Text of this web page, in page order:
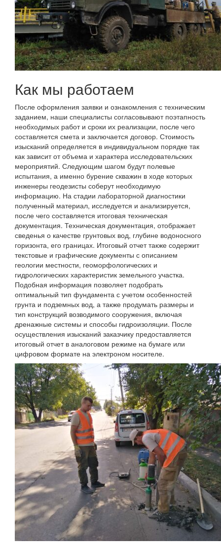
Как мы работаем
После оформления заявки и ознакомления с техническим
заданием, наши специалисты согласовывают поэтапность
необходимых работ и сроки их реализации, после чего
составляется смета и заключается договор. Стоимость
изысканий определяется в индивидуальном порядке так
как зависит от объема и характера исследовательских
мероприятий. Следующим шагом будут полевые
испытания, а именно бурение скважин в ходе которых
инженеры геодезисты соберут необходимую
информацию. На стадии лабораторной диагностики
полученный материал, исследуется и анализируется,
после чего составляется итоговая техническая
документация. Техническая документация, отображает
сведенья о качестве грунтовых вод, глубине водоносного
горизонта, его границах. Итоговый отчет также содержит
текстовые и графические документы с описанием
геологии местности, геоморфологических и
гидрологических характеристик земельного участка.
Подобная информация позволяет подобрать
оптимальный тип фундамента с учетом особенностей
грунта и подземных вод, а также продумать размеры и
тип конструкций возводимого сооружения, включая
дренажные системы и способы гидроизоляции. После
осуществления изысканий заказчику предоставляется
итоговый отчет в аналоговом режиме на бумаге или
цифровом формате на электроном носителе.